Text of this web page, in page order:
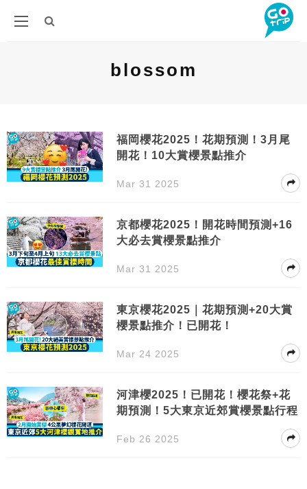
blossom
福岡櫻花2025！花期預測！3月尾
開花！10大賞櫻景點推介
Mar 31 2025
京都櫻花2025！開花時間預測+16
大必去賞櫻景點推介
Mar 31 2025
東京櫻花2025｜花期預測+20大賞
櫻景點推介！已開花！
Mar 24 2025
河津櫻2025！已開花！櫻花祭+花
期預測！5大東京近郊賞櫻景點行程
Feb 26 2025